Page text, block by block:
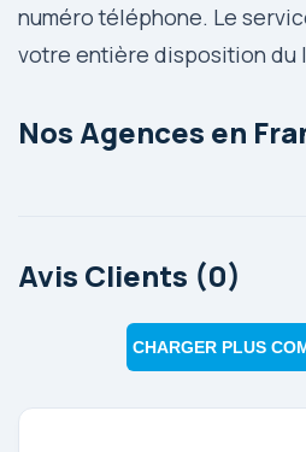
numéro téléphone. Le
votre entière disposition du
Nos Agences en
Avis Clients (0)
CHARGER PLUS